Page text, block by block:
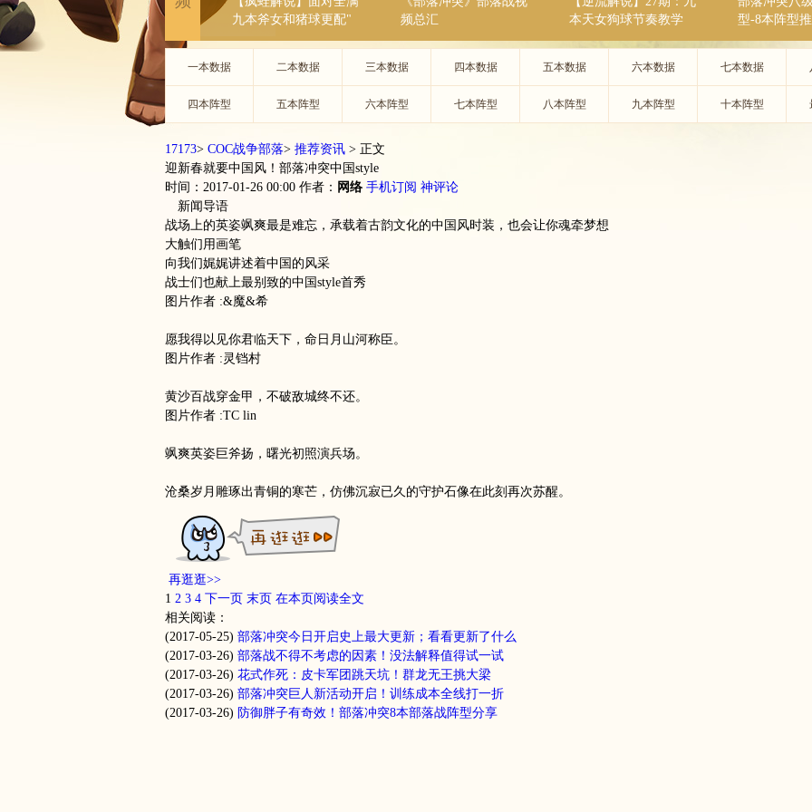
九本斧女和猪球更配"
频总汇
本天女狗球节奏教学
型-8本阵型
一本数据 二本数据 三本数据 四本数据 五本数据 六本数据 七本数据
四本阵型 五本阵型 六本阵型 七本阵型 八本阵型 九本阵型 十本阵型
17173> COC战争部落> 推荐资讯 > 正文
迎新春就要中国风！部落冲突中国style
时间：2017-01-26 00:00 作者： 网络 手机订阅 神评论
新闻导语
战场上的英姿飒爽最是难忘‍，承载着古韵文化的中国风时装，也会让你魂牵梦想
大触们用画笔
向我们娓娓讲述着中国的风采
战士们也献上最别致的中国style首秀
图片作者 :&魔&希
愿我得以见你君临天下，命日月山河称臣。
图片作者 :灵铛村
黄沙百战穿金甲，不破敌城终不还。
图片作者 :TC lin
飒爽英姿巨斧扬，曙光初照演兵场。
沧桑岁月雕琢出青铜的寒芒，仿佛沉寂已久的守护石像在此刻再次苏醒。
再逛逛>>
1 2 3 4 下一页 末页 在本页阅读全文
相关阅读：
(2017-05-25) 部落冲突今日开启史上最大更新；看看更新了什么
(2017-03-26) 部落战不得不考虑的因素！没法解释值得试一试
(2017-03-26) 花式作死：皮卡军团跳天坑！群龙无王挑大梁
(2017-03-26) 部落冲突巨人新活动开启！训练成本全线打一折
(2017-03-26) 防御胖子有奇效！部落冲突8本部落战阵型分享